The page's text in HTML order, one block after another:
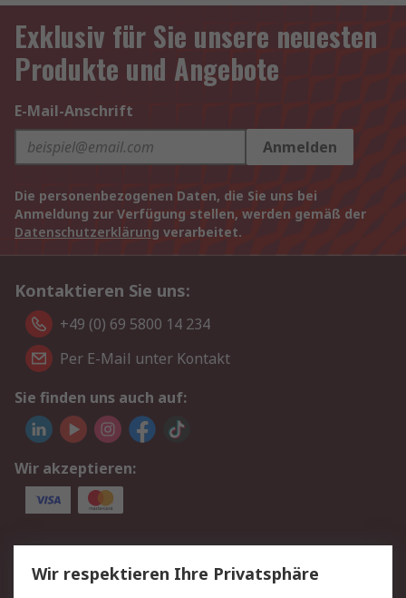
Exklusiv für Sie unsere neuesten
Produkte und Angebote
E-Mail-Anschrift
Anmelden
Die personenbezogenen Daten, die Sie uns bei
Anmeldung zur Verfügung stellen, werden gemäß der
Datenschutzerklärung verarbeitet.
Kontaktieren Sie uns:
+49 (0) 69 5800 14 234
Per E-Mail unter Kontakt
Sie finden uns auch auf:
Wir akzeptieren:
Service
Value Added Services
Lieferlösungen
Wir respektieren Ihre Privatsphäre